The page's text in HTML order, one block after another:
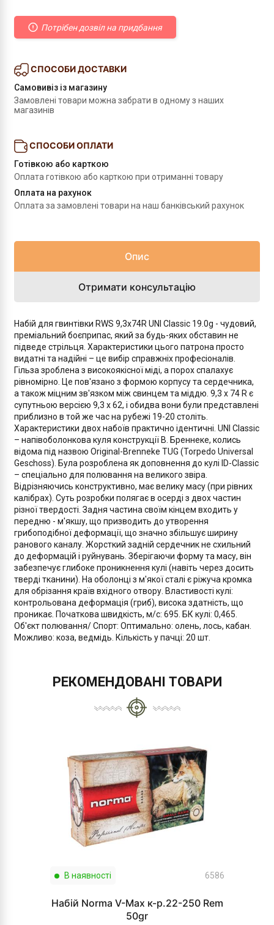
Потрібен дозвіл на придбання
СПОСОБИ ДОСТАВКИ
Самовивіз із магазину
Замовлені товари можна забрати в одному з наших
магазинів
СПОСОБИ ОПЛАТИ
Готівкою або карткою
Оплата готівкою або карткою при отриманні товару
Оплата на рахунок
Оплата за замовлені товари на наш банківський рахунок
Опис
Отримати консультацію
Набій для гвинтівки RWS 9,3x74R UNI Classic 19.0g - чудовий,
преміальний боєприпас, який за будь-яких обставин не
підведе стрільця. Характеристики цього патрона просто
видатні та надійні – це вибір справжніх професіоналів.
Гільза зроблена з високоякісної міді, а порох спалахує
рівномірно. Це пов'язано з формою корпусу та сердечника,
а також міцним зв'язком між свинцем та міддю. 9,3 x 74 R є
супутньою версією 9,3 x 62, і обидва вони були представлені
приблизно в той же час на рубежі 19-20 століть.
Характеристики двох набоїв практично ідентичні. UNI Classic
– напівоболонкова куля конструкції В. Бреннеке, колись
відома під назвою Original-Brenneke TUG (Torpedo Universal
Geschoss). Була розроблена як доповнення до кулі ID-Classic
– спеціально для полювання на великого звіра.
Відрізняючись конструктивно, має велику масу (при рівних
калібрах). Суть розробки полягає в осерді з двох частин
різної твердості. Задня частина своїм кінцем входить у
передню - м'якшу, що призводить до утворення
грибоподібної деформації, що значно збільшує ширину
ранового каналу. Жорсткий задній сердечник не схильний
до деформацій і руйнувань. Зберігаючи форму та масу, він
забезпечує глибоке проникнення кулі (навіть через досить
тверді тканини). На оболонці з м'якої сталі є ріжуча кромка
для обрізання країв вхідного отвору. Властивості кулі:
контрольована деформація (гриб), висока здатність, що
проникає. Початкова швидкість, м/с: 695. БК кулі: 0,465.
Об'єкт полювання/ Спорт: Оптимально: олень, лось, кабан.
Можливо: коза, ведмідь. Кількість у пачці: 20 шт.
РЕКОМЕНДОВАНІ ТОВАРИ
В наявності 6586
Набій Norma V-Max к-р.22-250 Rem
50gr